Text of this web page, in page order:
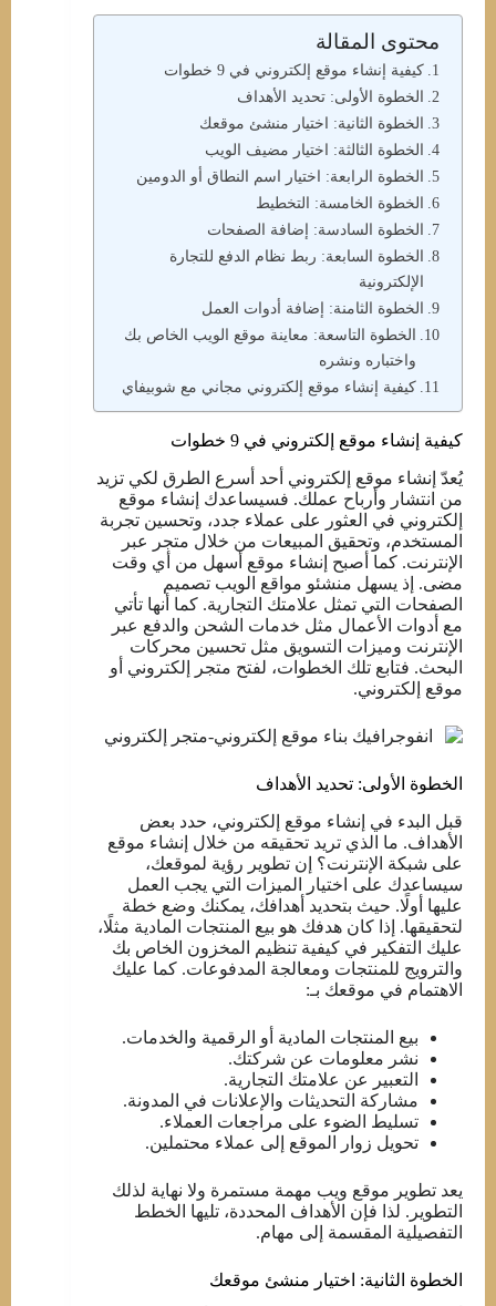
محتوى المقالة
كيفية إنشاء موقع إلكتروني في 9 خطوات
الخطوة الأولى: تحديد الأهداف
الخطوة الثانية: اختيار منشئ موقعك
الخطوة الثالثة: اختيار مضيف الويب
الخطوة الرابعة: اختيار اسم النطاق أو الدومين
الخطوة الخامسة: التخطيط
الخطوة السادسة: إضافة الصفحات
الخطوة السابعة: ربط نظام الدفع للتجارة
الإلكترونية
الخطوة الثامنة: إضافة أدوات العمل
الخطوة التاسعة: معاينة موقع الويب الخاص بك
واختباره ونشره
كيفية إنشاء موقع إلكتروني مجاني مع شوبيفاي
كيفية إنشاء موقع إلكتروني في 9 خطوات
يُعدّ إنشاء موقع إلكتروني أحد أسرع الطرق لكي تزيد
من انتشار وأرباح عملك. فسيساعدك إنشاء موقع
إلكتروني في العثور على عملاء جدد، وتحسين تجربة
المستخدم، وتحقيق المبيعات من خلال متجر عبر
الإنترنت. كما أصبح إنشاء موقع أسهل من أي وقت
مضى. إذ يسهل منشئو مواقع الويب تصميم
الصفحات التي تمثل علامتك التجارية. كما أنها تأتي
مع أدوات الأعمال مثل خدمات الشحن والدفع عبر
الإنترنت وميزات التسويق مثل تحسين محركات
البحث. فتابع تلك الخطوات، لفتح متجر إلكتروني أو
موقع إلكتروني.
الخطوة الأولى: تحديد الأهداف
قبل البدء في إنشاء موقع إلكتروني، حدد بعض
الأهداف. ما الذي تريد تحقيقه من خلال إنشاء موقع
على شبكة الإنترنت؟ إن تطوير رؤية لموقعك،
سيساعدك على اختيار الميزات التي يجب العمل
عليها أولًا. حيث بتحديد أهدافك، يمكنك وضع خطة
لتحقيقها. إذا كان هدفك هو بيع المنتجات المادية مثلًا،
عليك التفكير في كيفية تنظيم المخزون الخاص بك
والترويج للمنتجات ومعالجة المدفوعات. كما عليك
الاهتمام في موقعك بـ:
بيع المنتجات المادية أو الرقمية والخدمات.
نشر معلومات عن شركتك.
التعبير عن علامتك التجارية.
مشاركة التحديثات والإعلانات في المدونة.
تسليط الضوء على مراجعات العملاء.
تحويل زوار الموقع إلى عملاء محتملين.
يعد تطوير موقع ويب مهمة مستمرة ولا نهاية لذلك
التطوير. لذا فإن الأهداف المحددة، تليها الخطط
التفصيلية المقسمة إلى مهام.
الخطوة الثانية: اختيار منشئ موقعك